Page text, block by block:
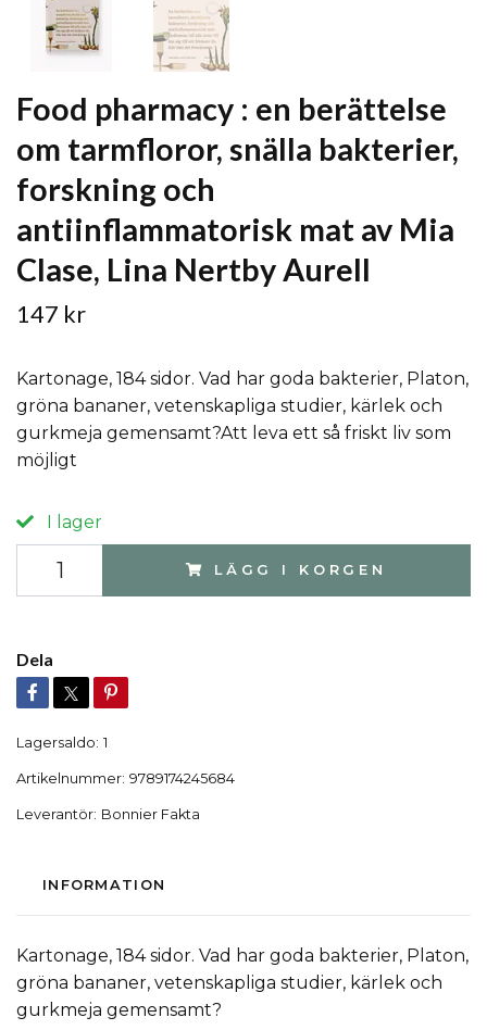
Food pharmacy : en berättelse
om tarmfloror, snälla bakterier,
forskning och
antiinflammatorisk mat av Mia
Clase, Lina Nertby Aurell
147 kr
Kartonage, 184 sidor. Vad har goda bakterier, Platon,
gröna bananer, vetenskapliga studier, kärlek och
gurkmeja gemensamt?Att leva ett så friskt liv som
möjligt
I lager
LÄGG I KORGEN
Dela
Lagersaldo: 1
Artikelnummer: 9789174245684
Leverantör: Bonnier Fakta
INFORMATION
Kartonage, 184 sidor. Vad har goda bakterier, Platon,
gröna bananer, vetenskapliga studier, kärlek och
gurkmeja gemensamt?